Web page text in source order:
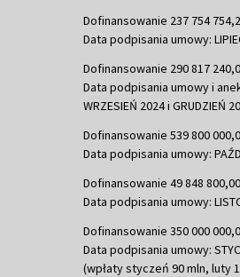
Dofinansowanie 237 754
Data podpisania umowy:
Dofinansowanie 290 817
Data podpisania umowy i
WRZESIEŃ 2024 i GRUDZIEŃ
Dofinansowanie 539 800
Data podpisania umowy:
Dofinansowanie 49 848
Data podpisania umowy:
Dofinansowanie 350 000
Data podpisania umowy:
(wpłaty styczeń 90 mln, luty